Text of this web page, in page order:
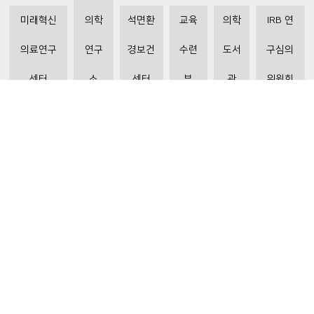
미래혁신
의료연구
센터
의학
연구
소
석면환
경보건
센터
교육
수련
부
의학
도서
관
IRB 연
구심의
위원회